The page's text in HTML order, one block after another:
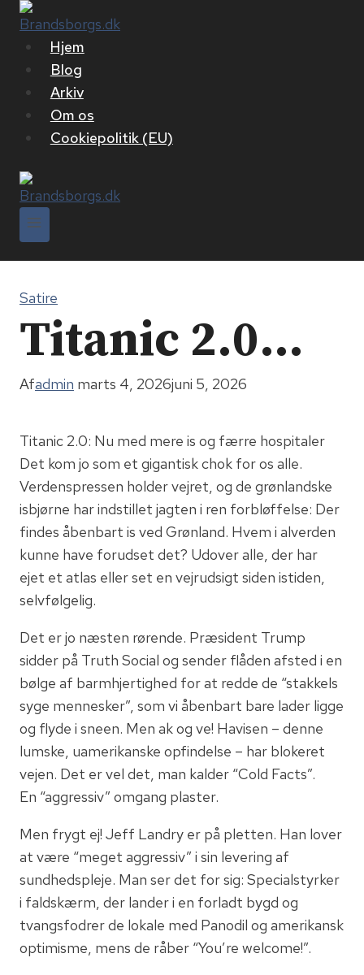
Fortsæt
indhold
Hjem
Blog
Arkiv
Om os
Cookiepolitik (EU)
Satire
Titanic 2.0…
Afadmin marts 4, 2026juni 5, 2026
Titanic 2.0: Nu med mere is og færre hospitaler
Det kom jo som et gigantisk chok for os alle.
Verdenspressen holder vejret, og de grønlandske
isbjørne har indstillet jagten i ren forbløffelse: Der
findes åbenbart is ved Grønland. Hvem i alverden
kunne have forudset det? Udover alle, der har
ejet et atlas eller set en vejrudsigt siden istiden,
selvfølgelig.
Det er jo næsten rørende. Præsident Trump
sidder på Truth Social og sender flåden afsted i en
bølge af barmhjertighed for at redde de “stakkels
syge mennesker”, som vi åbenbart bare lader ligge
og flyde i sneen. Men ak og ve! Havisen – denne
lumske, uamerikanske opfindelse – har blokeret
vejen. Det er vel det, man kalder “Cold Facts”.
En “aggressiv” omgang plaster.
Men frygt ej! Jeff Landry er på pletten. Han lover
at være “meget aggressiv” i sin levering af
sundhedspleje. Man ser det for sig: Specialstyrker
i faldskærm, der lander i en forladt bygd og
tvangsfodrer de lokale med Panodil og amerikansk
optimisme, mens de råber “You’re welcome!”.